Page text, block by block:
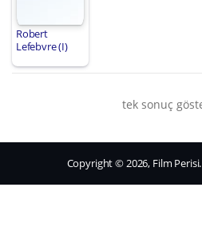
Robert
Lefebvre (I)
tek sonuç
Copyright © 2026, Film